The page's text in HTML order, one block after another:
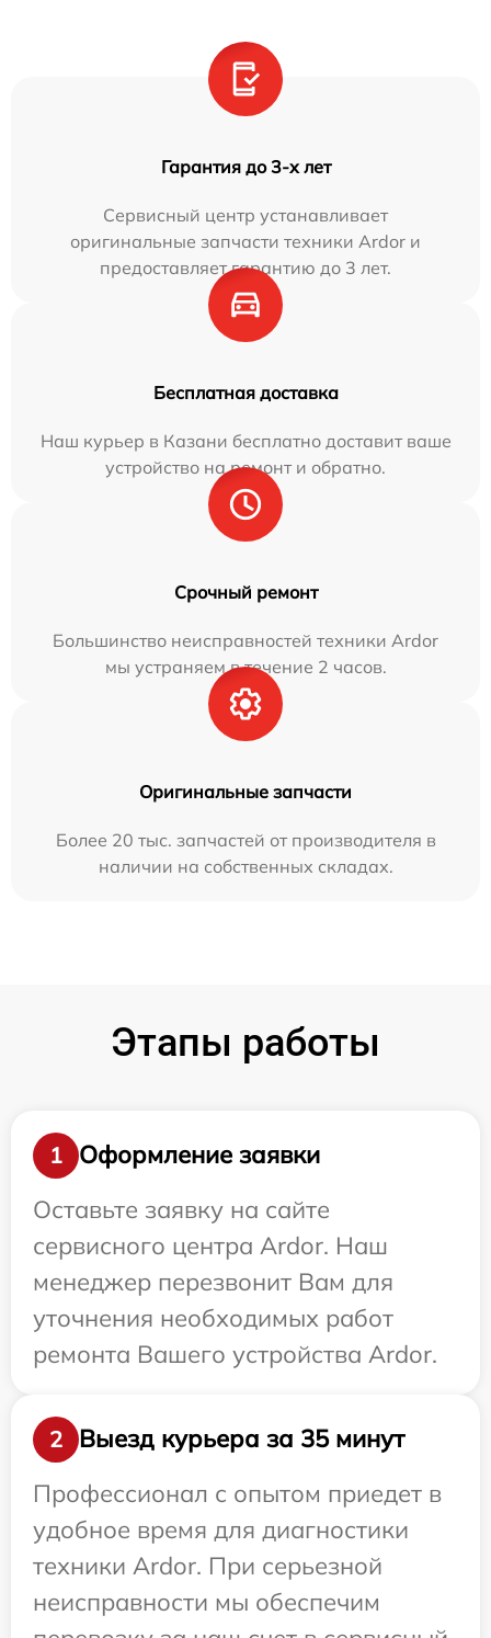
Гарантия до 3-х лет
Сервисный центр устанавливает
оригинальные запчасти техники Ardor и
предоставляет гарантию до 3 лет.
Бесплатная доставка
Наш курьер в Казани бесплатно доставит ваше
устройство на ремонт и обратно.
Срочный ремонт
Большинство неисправностей техники Ardor
мы устраняем в течение 2 часов.
Оригинальные запчасти
Более 20 тыс. запчастей от производителя в
наличии на собственных складах.
Этапы работы
1
Оформление заявки
Оставьте заявку на сайте
сервисного центра Ardor. Наш
менеджер перезвонит Вам для
уточнения необходимых работ
ремонта Вашего устройства Ardor.
2
Выезд курьера за 35 минут
Профессионал с опытом приедет в
удобное время для диагностики
техники Ardor. При серьезной
неисправности мы обеспечим